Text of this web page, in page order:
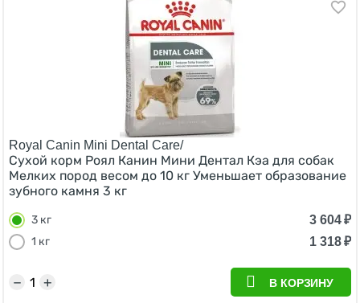
Royal Canin Mini Dental Care/
Сухой корм Роял Канин Мини Дентал Кэа для собак
Мелких пород весом до 10 кг Уменьшает образование
зубного камня 3 кг
3 кг 3 604₽
1 кг
1 318₽
+
− В КОРЗИНУ